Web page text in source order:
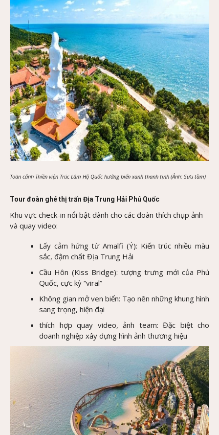
Toàn cảnh Thiền viện Trúc Lâm Hộ Quốc hướng biển xanh thanh tịnh (Ảnh: Sưu tầm)
Tour đoàn ghé thị trấn Địa Trung Hải Phú Quốc
Khu vực check-in nổi bật dành cho các đoàn thích chụp ảnh
và quay video:
Lấy cảm hứng từ Amalfi (Ý): Kiến trúc nhiều màu
sắc, đậm chất Địa Trung Hải
Cầu Hôn (Kiss Bridge): tượng trưng mới của Phú
Quốc, cực kỳ “viral”
Không gian mở ven biển: Tạo nên những khung hình
sang trọng, hiện đại
thích hợp quay video, ảnh team: Đặc biệt cho
doanh nghiệp xây dựng hình ảnh thương hiệu